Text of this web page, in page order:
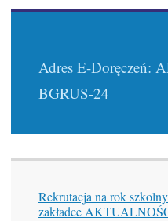
Adres E-Doręczeń:
BGRUS-24
Rekrutacja na rok
zakładce